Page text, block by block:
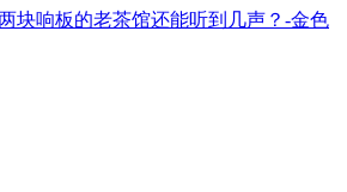
块响板的老茶馆还能听到几声？-金色